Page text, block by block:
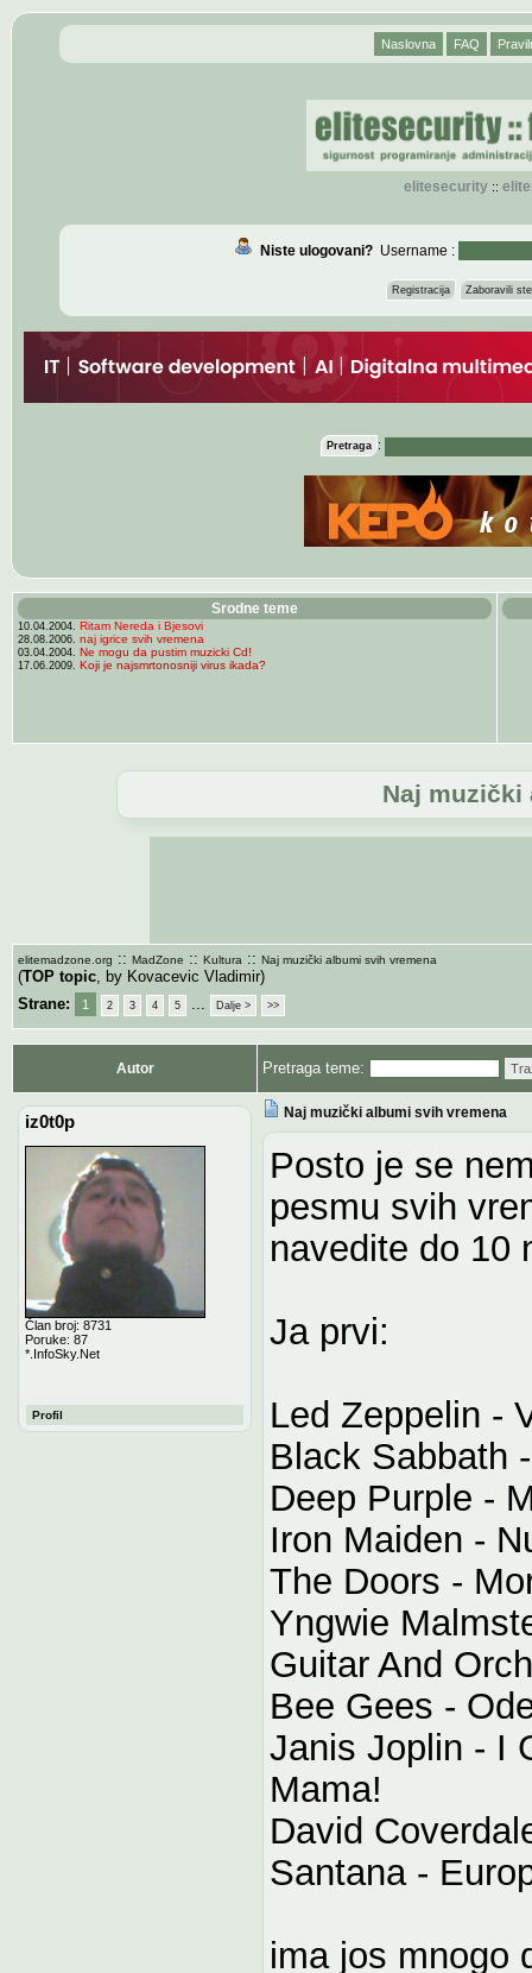
Naslovna FAQ
elitesecurity::
Niste ulogovani?Username :
Registracija Zaboravili
Pretraga :
Srodne teme
10.04.2004. Ritam Nereda i Bjesovi
28.08.2006. naj igrice svih vremena
03.04.2004. Ne mogu da pustim muzicki Cd!
17.06.2009. Koji je najsmrtonosniji virus ikada?
Naj muzički
elitemadzone.org :: MadZone :: Kultura :: Naj muzički albumi svih vremena
(TOP topic , by Kovacevic Vladimir)
Strane:
1 2 3 4 5 Dalje > >>
Autor Pretraga teme:
iz0t0p
Član broj: 8731
Poruke: 87
*.InfoSky.Net
Profil
Naj muzički albumi svih vremena
Posto je se
pesmu svih
navedite do 10
Ja prvi:
Led Zeppelin -
Black Sabbath
Deep Purple -
Iron Maiden -
The Doors -
Yngwie
Guitar And
Bee Gees -
Janis Joplin - I
Mama!
David
Santana -
ima jos mnogo